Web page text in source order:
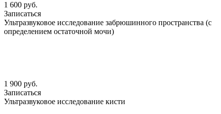
1 600 руб.
Записаться
Ультразвуковое исследование забрюшинного пространства (с
определением остаточной мочи)
1 900 руб.
Записаться
Ультразвуковое исследование кисти